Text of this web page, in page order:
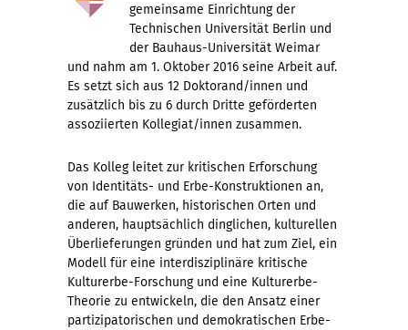
gemeinsame Einrichtung der
Technischen Universität Berlin und
der Bauhaus-Universität Weimar
und nahm am 1. Oktober 2016 seine Arbeit auf.
Es setzt sich aus 12 Doktorand/innen und
zusätzlich bis zu 6 durch Dritte geförderten
assoziierten Kollegiat/innen zusammen.
Das Kolleg leitet zur kritischen Erforschung
von Identitäts- und Erbe-Konstruktionen an,
die auf Bauwerken, historischen Orten und
anderen, hauptsächlich dinglichen, kulturellen
Überlieferungen gründen und hat zum Ziel, ein
Modell für eine interdisziplinäre kritische
Kulturerbe-Forschung und eine Kulturerbe-
Theorie zu entwickeln, die den Ansatz einer
partizipatorischen und demokratischen Erbe-